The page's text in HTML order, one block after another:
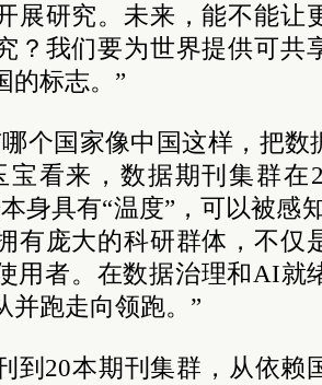
展研究。未来，能不能让
？我们要为世界提供可共
的标志。”
个国家像中国这样，把
宝看来，数据期刊集群在
身具有“温度”，可以被感
有庞大的科研群体，不仅
用者。在数据治理和AI就
并跑走向领跑。”
到20本期刊集群，从依赖